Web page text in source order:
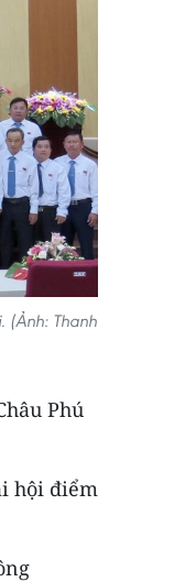
(Ảnh: Thanh
Phú
hội điểm